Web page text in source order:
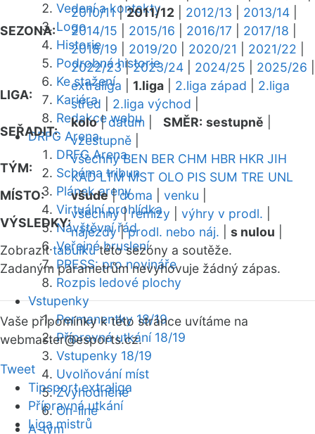
Vedení a kontakty
Logo
Historie
Podrobná historie
Ke stažení
Kariéra
Redakce webu
DRFG Arena
DRFG Arena
Schéma tribun
Plánek areny
Virtuální prohlídka
Návštěvní řád
Veřejné bruslení
PRESS: pro novináře
Rozpis ledové plochy
Vstupenky
Permanentky 18/19
Přípravná utkání 18/19
Vstupenky 18/19
Uvolňování míst
Zvýhodněné
On-line
A-tým
SEZONA:
2010/11|2011/12 2012/13 2013/14
2014/15
2015/16 2016/17 2017/18
2018/19
2019/20 2020/21 2021/22
2022/23|2023/24 2024/25 2025/26
LIGA:
extraliga 1.liga 2.liga západ
2.liga
střed
2.liga východ
SEŘADIT:
kolo|datum SMĚR: sestupně
vzestupně
TÝM:
všechny BEN BER CHM HBR HKR JIH
KAD LTM MST OLO PIS SUM TRE UNL
MÍSTO:
všude|doma venku
VÝSLEDKY:
všechny|remízy výhry v prodl.
nájezdy|prodl. nebo náj. s nulou
Zobrazittabulkutéto sezóny a soutěže.
Zadaným parametrům nevyhovuje žádný zápas.
Vaše připomínky k této stránce uvítáme na
webmaster@esports.cz.
Tweet
Tipsport extraliga
Přípravná utkání
Liga mistrů